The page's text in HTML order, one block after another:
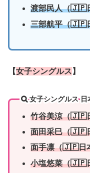
渡部民人（🇯🇵
三部航平（🇯🇵
【女子シングルス 】
女子シングルス 日
竹谷美涼（🇯🇵
面田采巳（🇯🇵
面手凛（🇯🇵日
小塩悠菜（🇯🇵